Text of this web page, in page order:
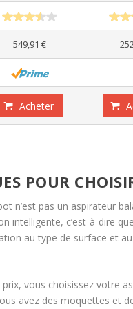
549,91 €
Acheter
POUR
n’est pas un aspirateur
intelligente, c’est-à-dire
au type de surface et
vous choisissez votre
avez des moquettes et